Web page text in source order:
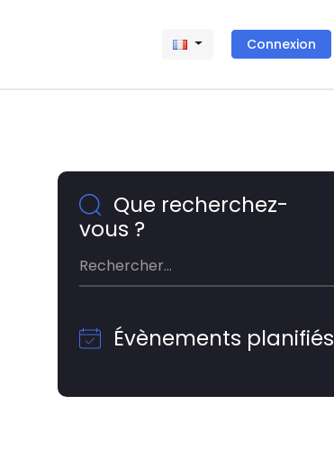
Connexion
Que recherchez-
vous ?
Évènements planifiés